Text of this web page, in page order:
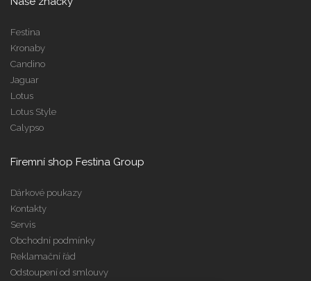
Festina
Kronaby
Candino
Jaguar
Lotus
Lotus Style
Calypso
Firemní shop Festina Group
Dárkové poukazy
Kontakty
Servis
Obchodní podmínky
Reklamační řád
Odstoupení od smlouvy